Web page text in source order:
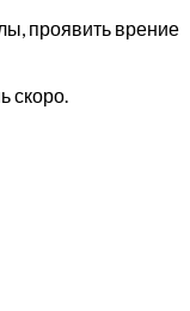
проявить врение
скоро.